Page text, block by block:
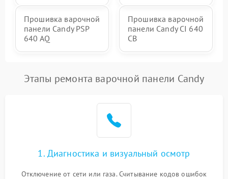
Прошивка варочной
панели Candy PSP
640 AQ
Прошивка варочной
панели Candy CI 640
CB
Этапы ремонта варочной панели Candy
1. Диагностика и визуальный осмотр
Отключение от сети или газа. Считывание кодов ошибок